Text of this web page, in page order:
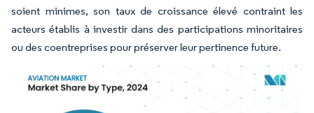
soient minimes, son taux de croissance élevé contraint les
acteurs établis à investir dans des participations minoritaires
ou des coentreprises pour préserver leur pertinence future.